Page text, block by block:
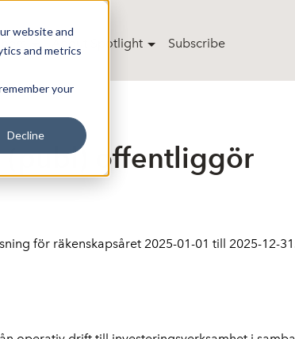
website and
and metrics
your
Decline
About Spotlight Subscribe
(publ) offentliggör
för räkenskapsåret 2025-01-01 till 2025-12-